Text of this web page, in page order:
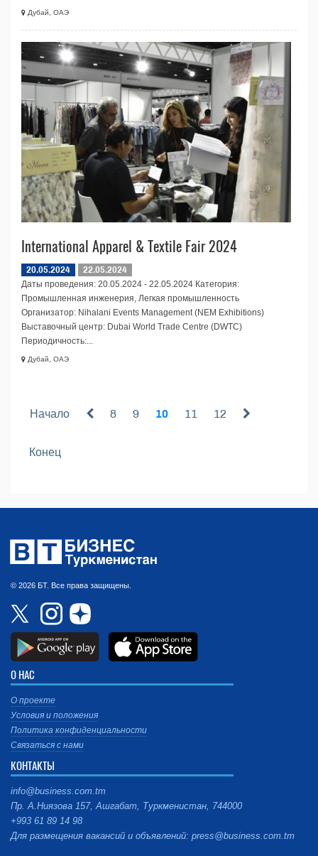
Дубай, ОАЭ
International Apparel & Textile Fair 2024
20.05.2024
22.05.2024
Даты проведения: 20.05.2024 - 22.05.2024 Категория:
Промышленная инженерия, Легкая промышленность
Организатор: Nihalani Events Management (NEM Exhibitions)
Выставочный центр: Dubai World Trade Centre (DWTC)
Периодичность:...
Дубай, ОАЭ
Начало 8 9 10 11 12
Конец
© 2026 БТ. Все права защищены.
О НАС
О проекте
Условия и положения
Политика конфиденциальности
Связаться с нами
КОНТАКТЫ
info@business.com.tm
Пр. А.Ниязова 157, Ашгабат, Туркменистан, 744000
+993 61 89 14 98
Для размещения вакансий и объявлений: press@business.com.tm